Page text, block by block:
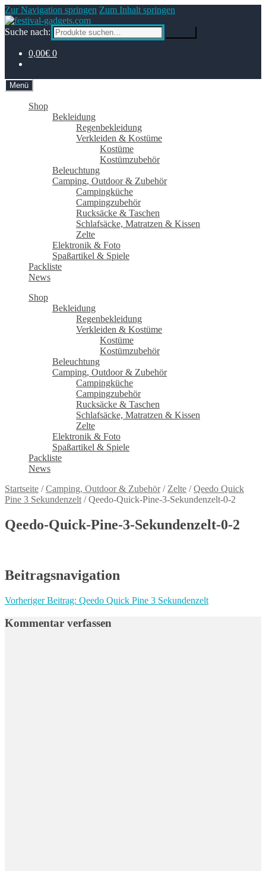
Zur Navigation springen Zum Inhalt springen
Suche nach:
0,00€ 0
Menü
Shop
Bekleidung
Regenbekleidung
Verkleiden & Kostüme
Kostüme
Kostümzubehör
Beleuchtung
Camping, Outdoor & Zubehör
Campingküche
Campingzubehör
Rucksäcke & Taschen
Schlafsäcke, Matratzen & Kissen
Zelte
Elektronik & Foto
Spaßartikel & Spiele
Packliste
News
Shop
Bekleidung
Regenbekleidung
Verkleiden & Kostüme
Kostüme
Kostümzubehör
Beleuchtung
Camping, Outdoor & Zubehör
Campingküche
Campingzubehör
Rucksäcke & Taschen
Schlafsäcke, Matratzen & Kissen
Zelte
Elektronik & Foto
Spaßartikel & Spiele
Packliste
News
Startseite /Camping, Outdoor & Zubehör/ Zelte /Qeedo Quick
Pine 3 Sekundenzelt /Qeedo-Quick-Pine-3-Sekundenzelt-0-2
Qeedo-Quick-Pine-3-Sekundenzelt-0-2
Beitragsnavigation
Vorheriger Beitrag: Qeedo Quick Pine 3 Sekundenzelt
Kommentar verfassen